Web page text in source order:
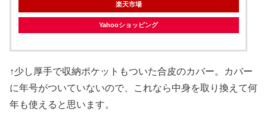
楽天市場
Yahooショッピング
↑少し厚手で収納ポケットもついた合皮のカバー。カバー
に年号がついていないので、これなら中身を取り換えて何
年も使えると思います。